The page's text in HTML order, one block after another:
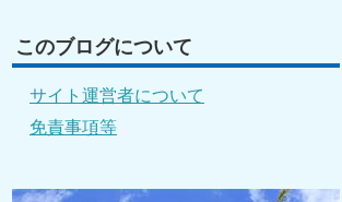
このブログについて
サイト運営者について
免責事項等